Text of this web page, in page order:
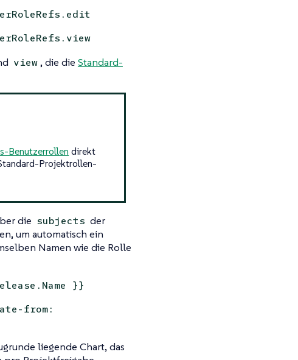
view, die die Standard-
Benutzerrollen direkt
Projektrollen-
die subjects der
um automatisch ein
Namen wie die Rolle
}}
from:
liegende Chart, das